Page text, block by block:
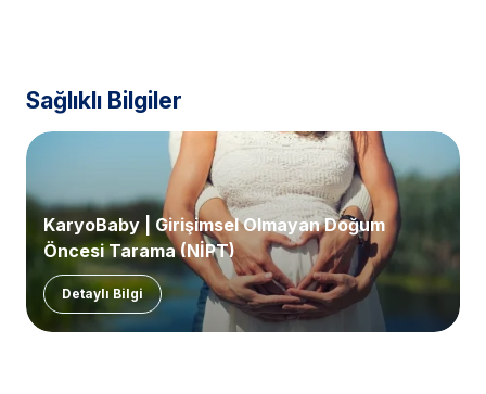
Sağlıklı Bilgiler
KaryoBaby | Girişimsel Olmayan Doğum
Öncesi Tarama (NİPT)
Detaylı Bilgi